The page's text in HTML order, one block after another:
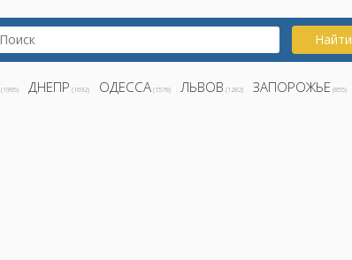
Найти
(1995) ДНЕПР (1692) ОДЕССА (1578) ЛЬВОВ (1282) ЗАПОРОЖЬЕ (855)